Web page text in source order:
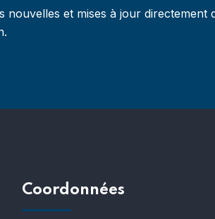
nouvelles et mises à jour directement
Coordonnées